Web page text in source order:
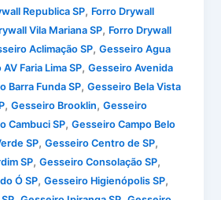
Republica SP, Forro Drywall
Vila Mariana SP, Forro Drywall
Aclimação SP,Gesseiro Agua
Faria Lima SP,Gesseiro Avenida
Barra Funda SP,Gesseiro Bela Vista
,Gesseiro Brooklin,Gesseiro
Cambuci SP,Gesseiro Campo Belo
SP,Gesseiro Centro de SP,
SP,Gesseiro Consolação SP,
Ó SP,Gesseiro Higienópolis SP,